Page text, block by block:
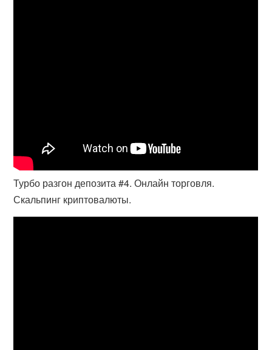
Турбо разгон депозита #4. Онлайн торговля.
Скальпинг криптовалюты.